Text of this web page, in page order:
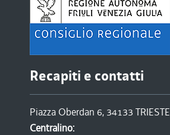
Recapiti e contatti
Piazza Oberdan 6, 34133 TRIESTE
Centralino: